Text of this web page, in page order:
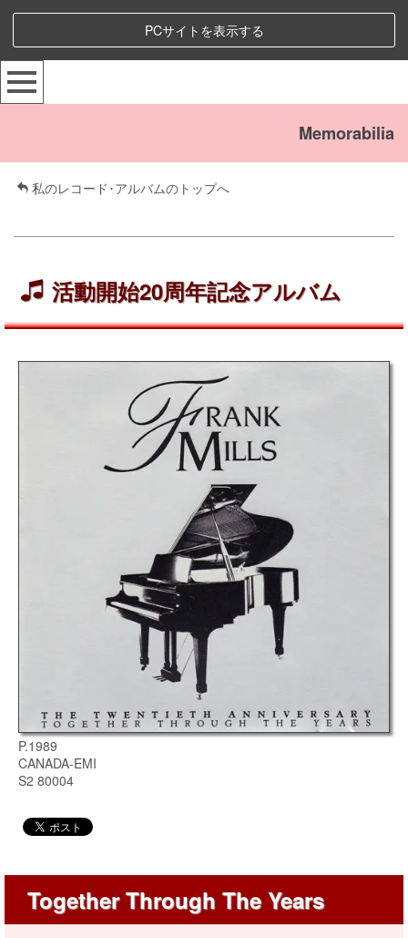
PCサイトを表示する
Memorabilia
私のレコード･アルバムのトップへ
活動開始20周年記念アルバム
P.1989
CANADA-EMI
S2 80004
Together Through The Years